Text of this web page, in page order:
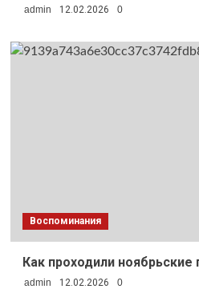
admin 12.02.2026 0
Воспоминания
Как проходили
admin 12.02.2026 0